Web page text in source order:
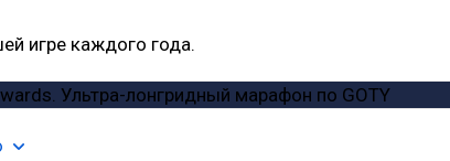
игре каждого года.